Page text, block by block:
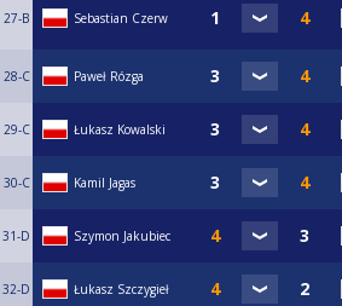
27-B Sebastian Czerw
28-C Paweł Rózga
29-C Łukasz Kowalski
30-C Kamil Jagas
31-D Szymon Jakubiec
32-D Łukasz Szczygieł